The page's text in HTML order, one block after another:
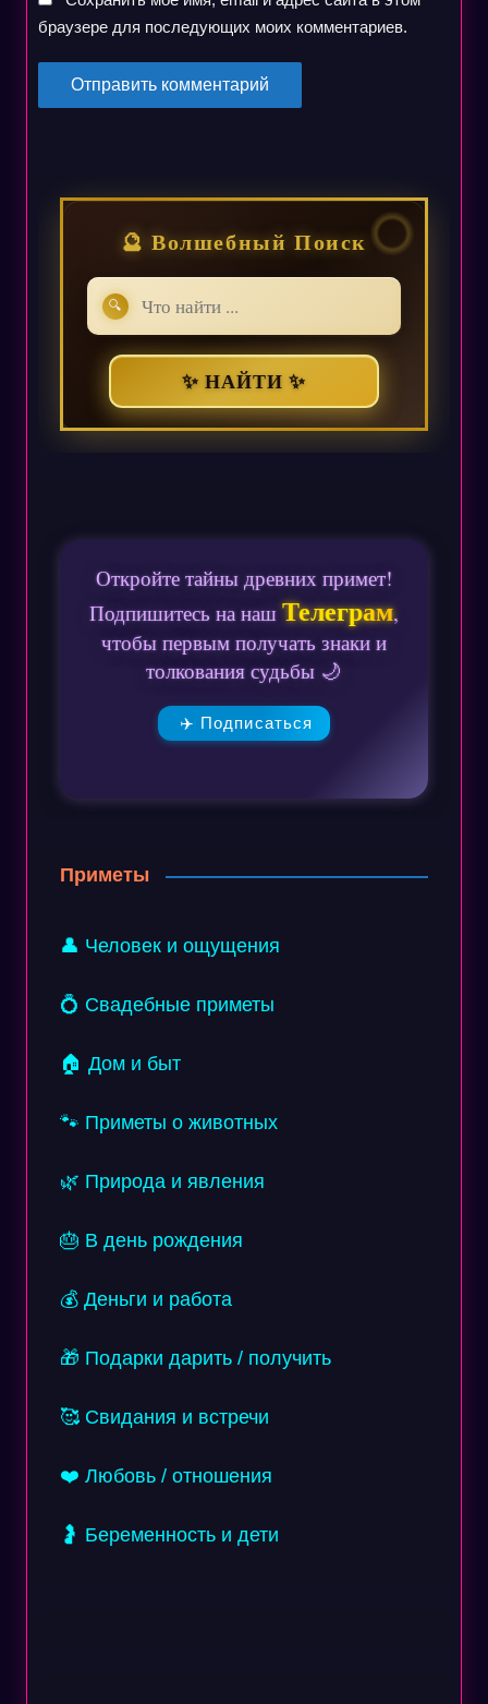
браузере для последующих моих комментариев.
🔮 Волшебный Поиск
🔍
✨ НАЙТИ ✨
Откройте тайны древних примет!
Подпишитесь на нашТелеграм,
чтобы первым получать знаки и
толкования судьбы 🌙
✈️ Подписаться
Приметы
👤 Человек и ощущения
💍 Свадебные приметы
🏠 Дом и быт
🐾 Приметы о животных
🌿 Природа и явления
🎂 В день рождения
💰 Деньги и работа
🎁 Подарки дарить / получить
🥰 Свидания и встречи
❤️ Любовь / отношения
🤰 Беременность и дети